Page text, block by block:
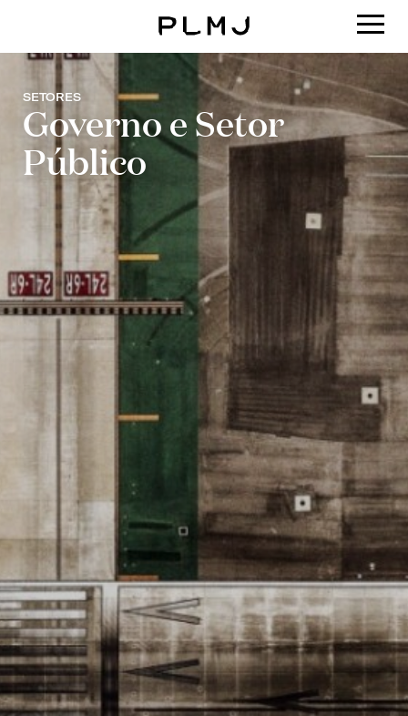
SETORES
Governo e Setor
Público